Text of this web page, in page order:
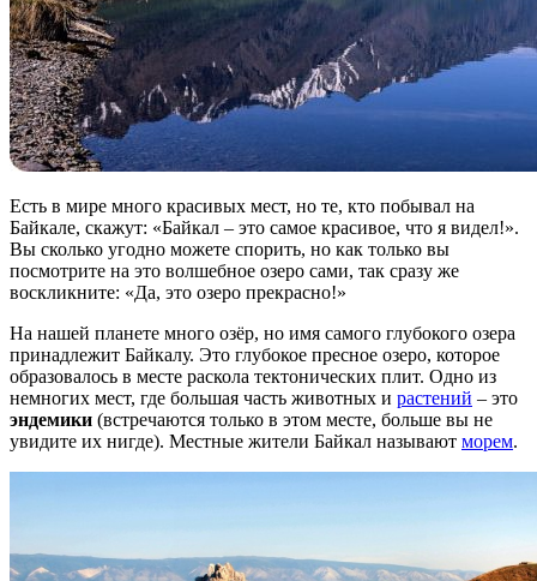
Есть в мире много красивых мест, но те, кто побывал на
Байкале, скажут: «Байкал – это самое красивое, что я видел!».
Вы сколько угодно можете спорить, но как только вы
посмотрите на это волшебное озеро сами, так сразу же
воскликните: «Да, это озеро прекрасно!»
На нашей планете много озёр, но имя самого глубокого озера
принадлежит Байкалу. Это глубокое пресное озеро, которое
образовалось в месте раскола тектонических плит. Одно из
немногих мест, где большая часть животных и растений – это
эндемики (встречаются только в этом месте, больше вы не
увидите их нигде). Местные жители Байкал называют морем.